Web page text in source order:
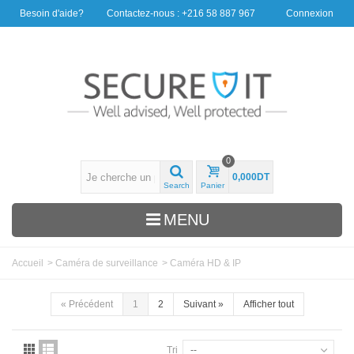
Besoin d'aide? Contactez-nous : +216 58 887 967 Connexion
Search Panier
0
0,000DT
MENU
Accueil > Caméra de surveillance > Caméra HD & IP
« Précédent 1 2 Suivant» Afficher tout
Tri --